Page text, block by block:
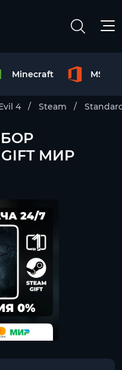
Minecraft MS
4 Steam
МИР